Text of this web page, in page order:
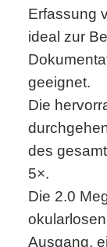
Erfassung
ideal zur
geeignet.
Die
des
5×.
Die 2.0
Ausgang,